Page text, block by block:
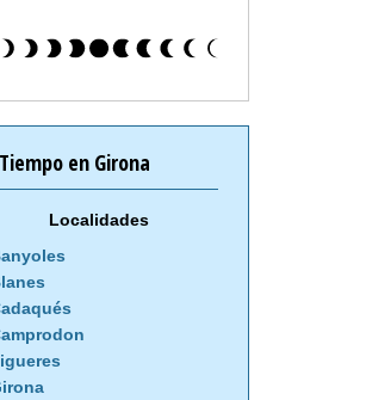
en Girona
Localidades